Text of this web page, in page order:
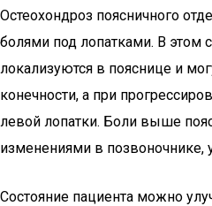
Остеохондроз поясничного
болями под лопатками. В этом
локализуются в пояснице и
конечности, а при
левой лопатки. Боли выше
изменениями в позвоночнике,
Состояние пациента можно